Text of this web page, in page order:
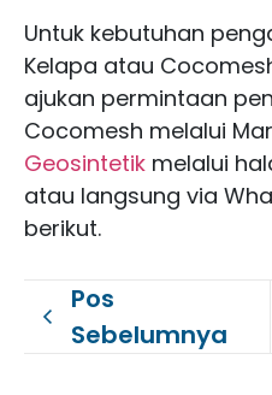
Untuk kebutuhan
Kelapa atau
ajukan permintaan
Cocomesh melalui
Geosintetik melalui
atau langsung via
berikut.
Pos
Sebelumnya